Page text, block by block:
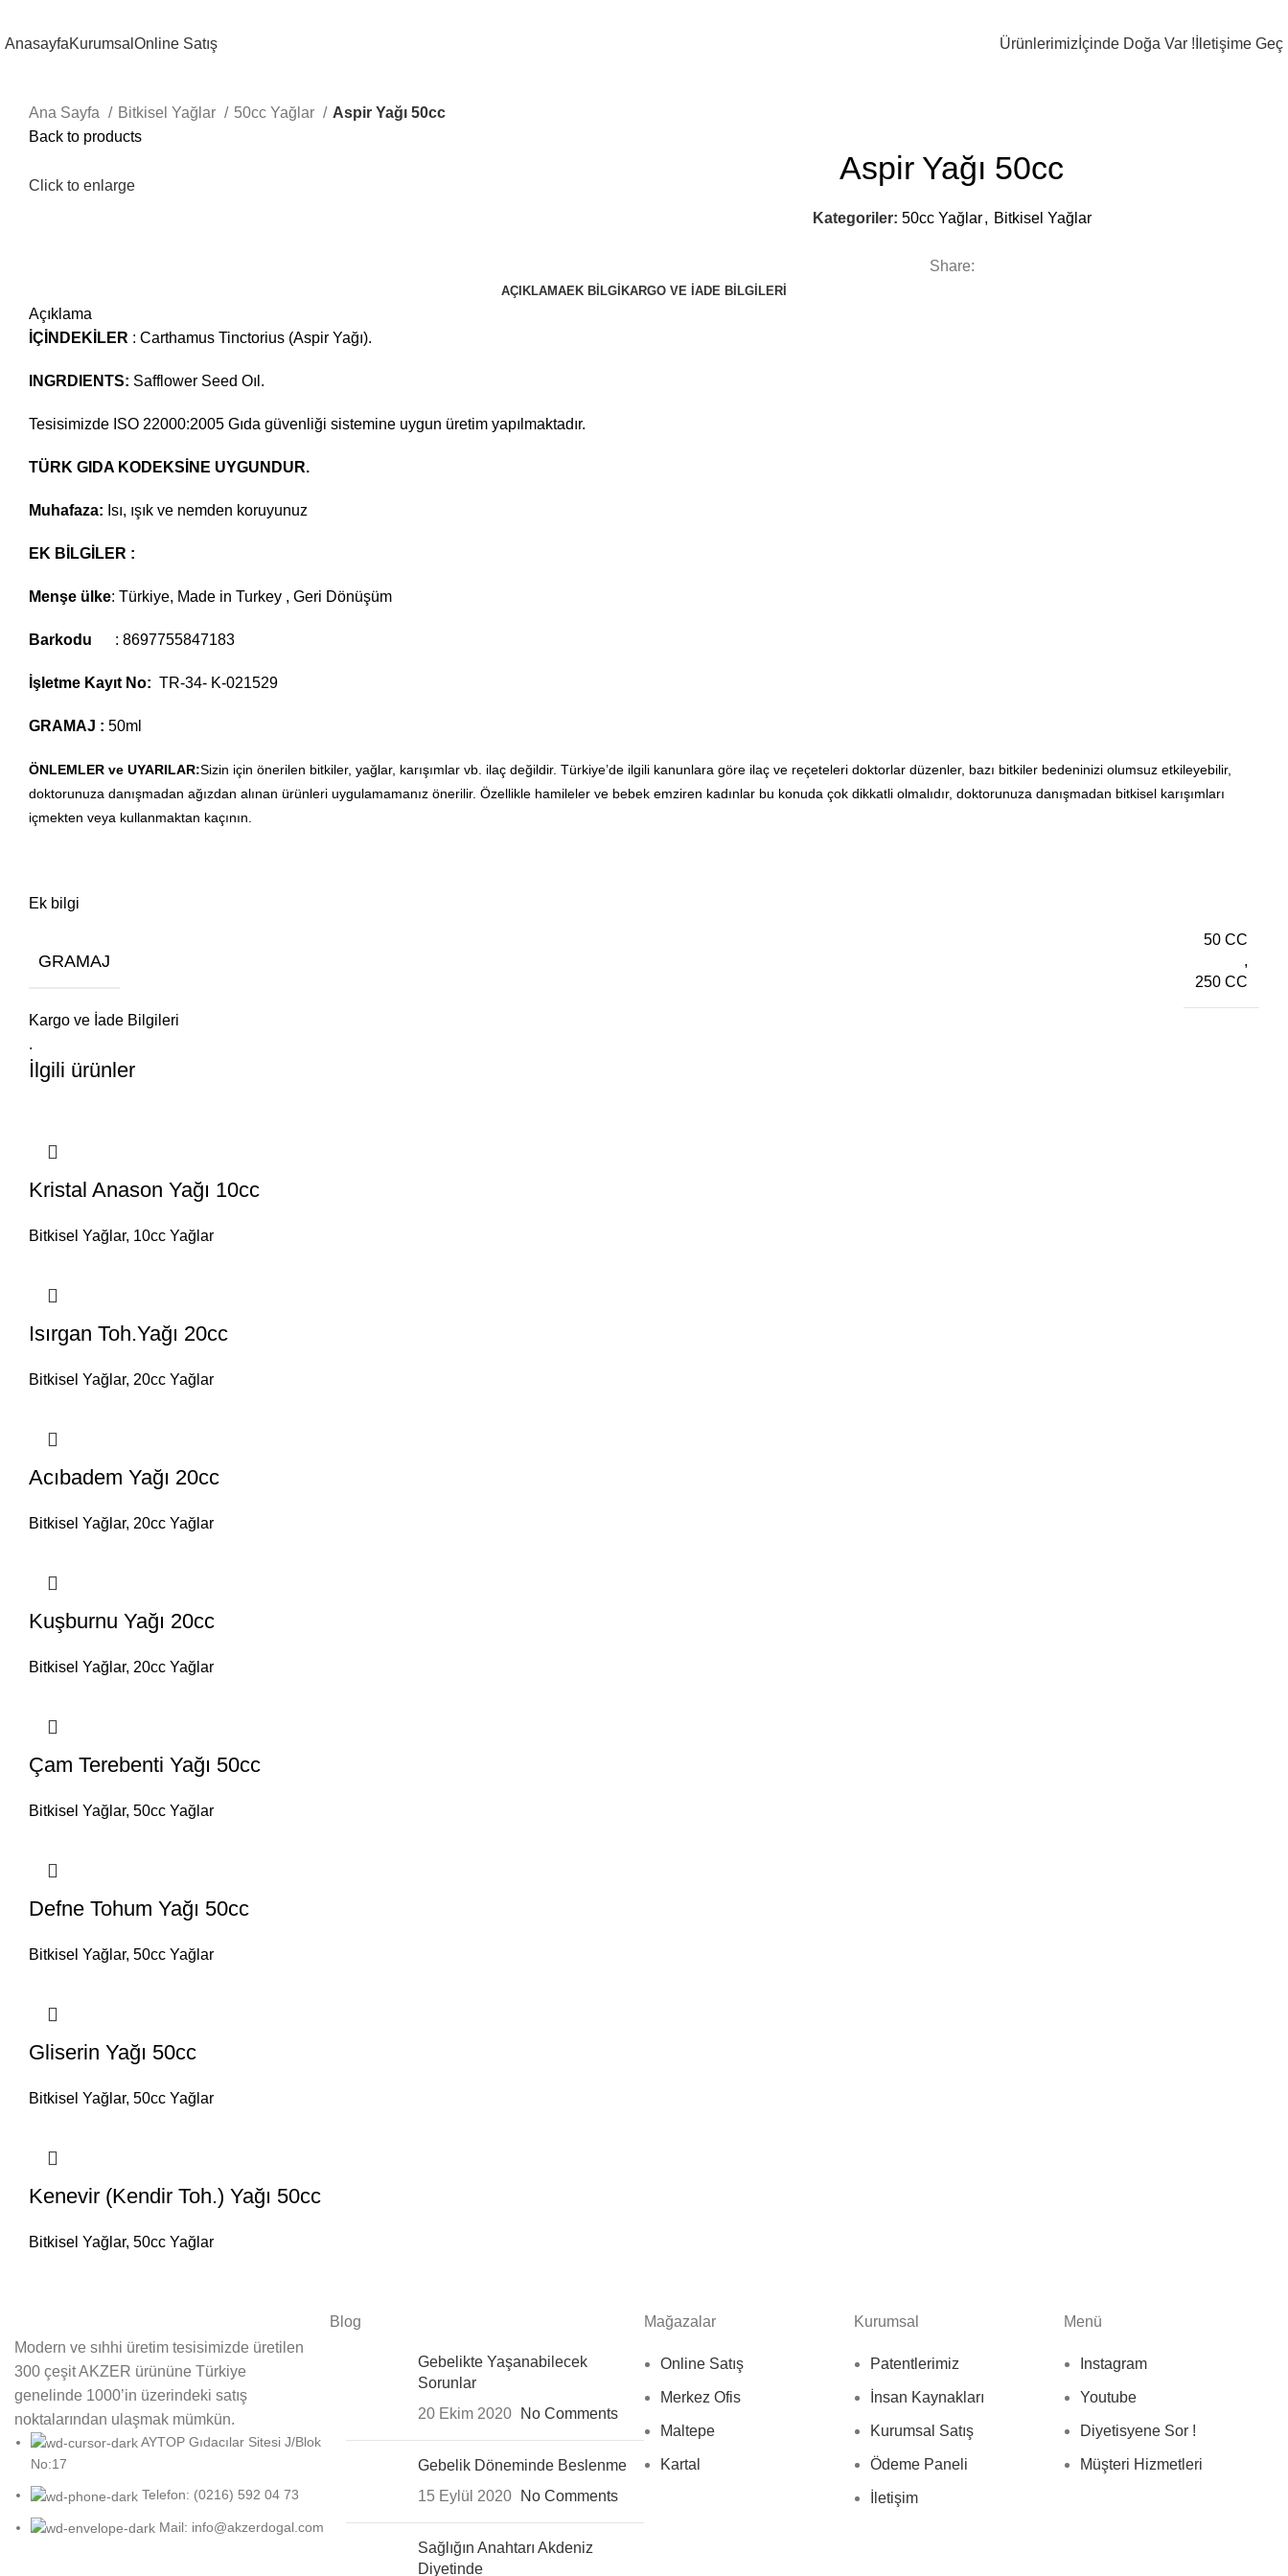
AnasayfaKurumsal Online Satış Ürünlerimiz İçinde Doğa Var ! İletişime Geç
Ana Sayfa Bitkisel Yağlar 50cc Yağlar
Aspir Yağı 50cc
Back to products
Click to enlarge Aspir Yağı 50cc
Kategoriler: 50cc Yağlar , Bitkisel Yağlar
Share:
AÇIKLAMAEK BILGI KARGO VE İADE BILGILERI
Açıklama
İÇİNDEKİLER : Carthamus Tinctorius (Aspir Yağı).
INGRDIENTS: Safflower Seed Oıl.
Tesisimizde ISO 22000:2005 Gıda güvenliği sistemine uygun üretim yapılmaktadır.
TÜRK GIDA KODEKSİNE UYGUNDUR.
Muhafaza: Isı, ışık ve nemden koruyunuz
EK BİLGİLER :
Menşe ülke: Türkiye, Made in Turkey , Geri Dönüşüm
Barkodu : 8697755847183
İşletme Kayıt No: TR-34- K-021529
GRAMAJ : 50ml
ÖNLEMLER ve UYARILAR:Sizin için önerilen bitkiler, yağlar, karışımlar vb. ilaç değildir. Türkiye’de ilgili kanunlara göre ilaç ve reçeteleri doktorlar düzenler, bazı bitkiler bedeninizi olumsuz etkileyebilir,
doktorunuza danışmadan ağızdan alınan ürünleri uygulamamanız önerilir. Özellikle hamileler ve bebek emziren kadınlar bu konuda çok dikkatli olmalıdır, doktorunuza danışmadan bitkisel karışımları
içmekten veya kullanmaktan kaçının.
Ek bilgi
GRAMAJ
50 CC
,
250 CC
Kargo ve İade Bilgileri
.
İlgili ürünler
Kristal Anason Yağı 10cc
Bitkisel Yağlar, 10cc Yağlar
Isırgan Toh.Yağı 20cc
Bitkisel Yağlar, 20cc Yağlar
Acıbadem Yağı 20cc
Bitkisel Yağlar, 20cc Yağlar
Kuşburnu Yağı 20cc
Bitkisel Yağlar, 20cc Yağlar
Çam Terebenti Yağı 50cc
Bitkisel Yağlar, 50cc Yağlar
Defne Tohum Yağı 50cc
Bitkisel Yağlar, 50cc Yağlar
Gliserin Yağı 50cc
Bitkisel Yağlar, 50cc Yağlar
Kenevir (Kendir Toh.) Yağı 50cc
Bitkisel Yağlar, 50cc Yağlar
Modern ve sıhhi üretim tesisimizde üretilen
300 çeşit AKZER ürününe Türkiye
genelinde 1000’in üzerindeki satış
noktalarından ulaşmak mümkün.
AYTOP Gıdacılar Sitesi J/Blok
No:17
Telefon: (0216) 592 04 73
Mail: info@akzerdogal.com
Blog
Gebelikte Yaşanabilecek
Sorunlar
20 Ekim 2020
No Comments
Gebelik Döneminde Beslenme
15 Eylül 2020
No Comments
Sağlığın Anahtarı Akdeniz
Diyetinde
Mağazalar
Online Satış
Merkez Ofis
Maltepe
Kartal
Kurumsal
Patentlerimiz
İnsan Kaynakları
Kurumsal Satış
Ödeme Paneli
İletişim
Menü
Instagram
Youtube
Diyetisyene Sor !
Müşteri Hizmetleri